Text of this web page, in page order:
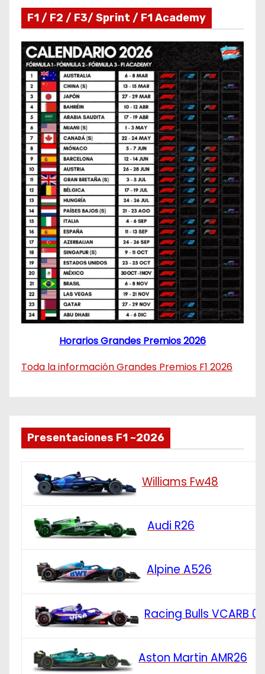
F1 / F2 / F3/ Sprint / F1 Academy
Horarios Grandes Premios 2026
Toda la información Grandes Premios F1 2026
Presentaciones F1 ~2026
Williams Fw48
Audi R26
Alpine A526
Racing Bulls VCARB 03
Aston Martin AMR26